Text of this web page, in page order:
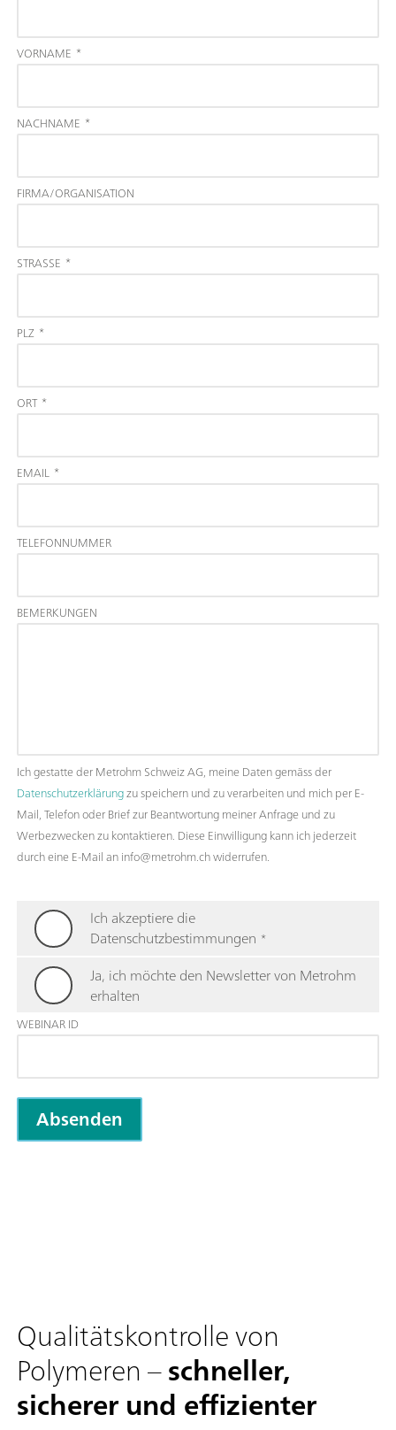
VORNAME *
NACHNAME *
FIRMA/ORGANISATION
STRASSE *
PLZ *
ORT *
EMAIL *
TELEFONNUMMER
BEMERKUNGEN
Ich gestatte der Metrohm Schweiz AG, meine Daten gemäss der
Datenschutzerklärungzu speichern und zu verarbeiten und mich per E-
Mail, Telefon oder Brief zur Beantwortung meiner Anfrage und zu
Werbezwecken zu kontaktieren. Diese Einwilligung kann ich jederzeit
durch eine E-Mail an info@metrohm.ch widerrufen.
Ich akzeptiere die
Datenschutzbestimmungen *
Ja, ich möchte den Newsletter von Metrohm
erhalten
WEBINAR ID
Qualitätskontrolle von
Polymeren –schneller,
sicherer und effizienter